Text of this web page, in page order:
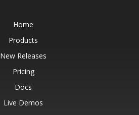
Home
Products
New Releases
Pricing
Docs
Live Demos